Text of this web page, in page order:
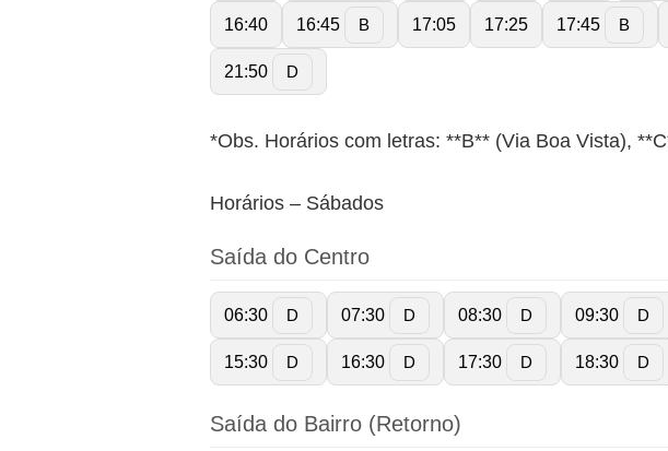
16:40 16:45 B 17:05 17:25 17:45 B
21:50 D
*Obs. Horários com letras: **B** (Via Boa Vista),
Horários – Sábados
Saída do Centro
06:30 D 07:30 D 08:30 D 09:30 D
15:30 D 16:30 D 17:30 D 18:30 D
Saída do Bairro (Retorno)